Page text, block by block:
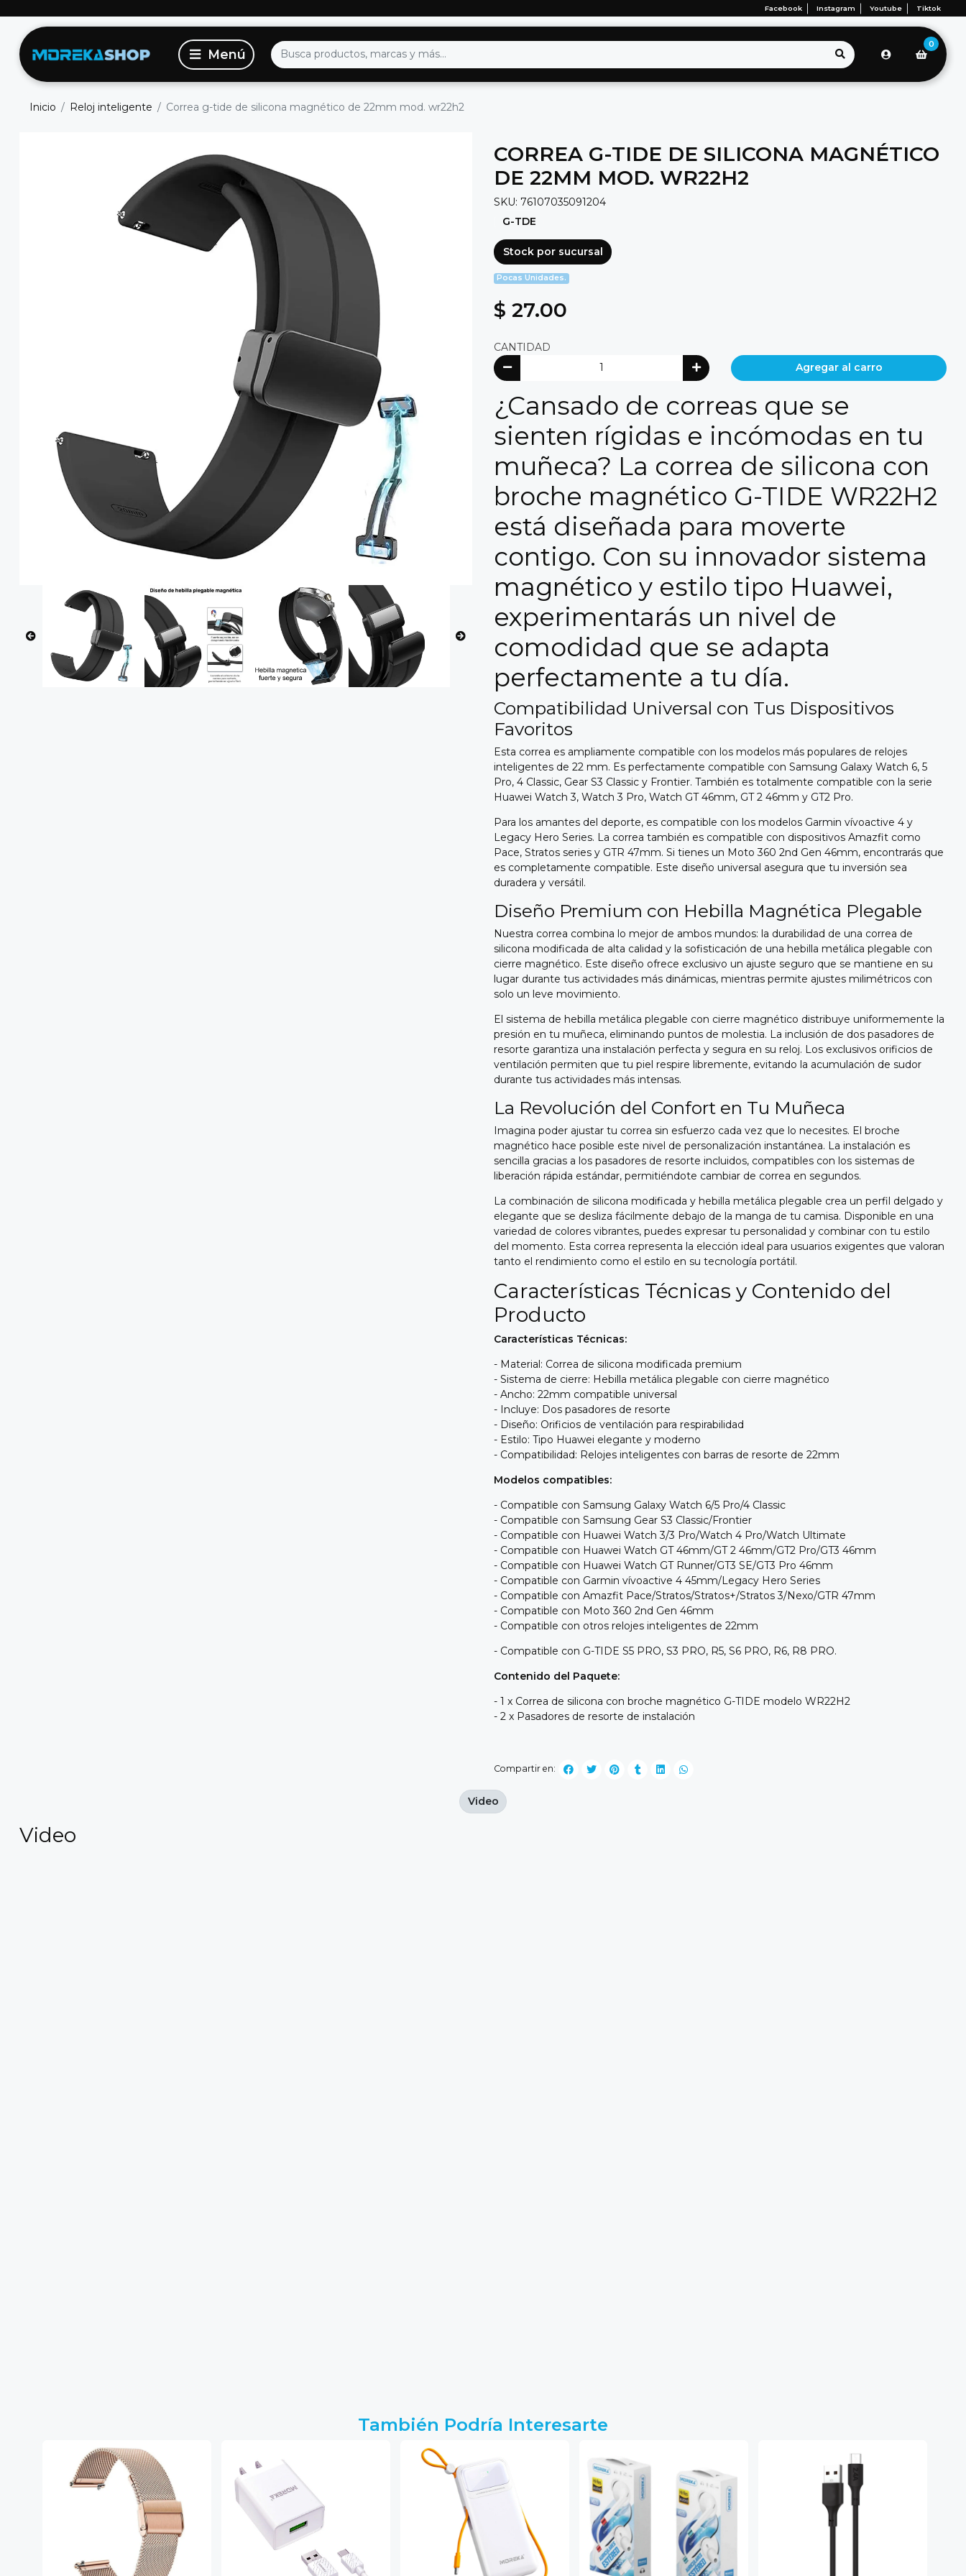
Facebook Instagram Youtube Tiktok
0
Inicio Reloj inteligente Correa g-tide de silicona magnético de 22mm mod. wr22h2
CORREA G-TIDE DE SILICONA MAGNÉTICO
DE 22MM MOD. WR22H2
SKU: 76107035091204
G-TDE
Stock por sucursal
Pocas Unidades.
$ 27.00
CANTIDAD
Agregar al carro
¿Cansado de correas que se
sienten rígidas e incómodas en tu
muñeca? La correa de silicona con
broche magnético G-TIDE WR22H2
está diseñada para moverte
contigo. Con su innovador sistema
magnético y estilo tipo Huawei,
experimentarás un nivel de
comodidad que se adapta
perfectamente a tu día.
Compatibilidad Universal con Tus Dispositivos
Favoritos
Esta correa es ampliamente compatible con los modelos más populares de relojes
inteligentes de 22 mm. Es perfectamente compatible con Samsung Galaxy Watch 6, 5
Pro, 4 Classic, Gear S3 Classic y Frontier. También es totalmente compatible con la serie
Huawei Watch 3, Watch 3 Pro, Watch GT 46mm, GT 2 46mm y GT2 Pro.
Para los amantes del deporte, es compatible con los modelos Garmin vívoactive 4 y
Legacy Hero Series. La correa también es compatible con dispositivos Amazfit como
Pace, Stratos series y GTR 47mm. Si tienes un Moto 360 2nd Gen 46mm, encontrarás que
es completamente compatible. Este diseño universal asegura que tu inversión sea
duradera y versátil.
Diseño Premium con Hebilla Magnética Plegable
Nuestra correa combina lo mejor de ambos mundos: la durabilidad de una correa de
silicona modificada de alta calidad y la sofisticación de una hebilla metálica plegable con
cierre magnético. Este diseño ofrece exclusivo un ajuste seguro que se mantiene en su
lugar durante tus actividades más dinámicas, mientras permite ajustes milimétricos con
solo un leve movimiento.
El sistema de hebilla metálica plegable con cierre magnético distribuye uniformemente la
presión en tu muñeca, eliminando puntos de molestia. La inclusión de dos pasadores de
resorte garantiza una instalación perfecta y segura en su reloj. Los exclusivos orificios de
ventilación permiten que tu piel respire libremente, evitando la acumulación de sudor
durante tus actividades más intensas.
La Revolución del Confort en Tu Muñeca
Imagina poder ajustar tu correa sin esfuerzo cada vez que lo necesites. El broche
magnético hace posible este nivel de personalización instantánea. La instalación es
sencilla gracias a los pasadores de resorte incluidos, compatibles con los sistemas de
liberación rápida estándar, permitiéndote cambiar de correa en segundos.
La combinación de silicona modificada y hebilla metálica plegable crea un perfil delgado y
elegante que se desliza fácilmente debajo de la manga de tu camisa. Disponible en una
variedad de colores vibrantes, puedes expresar tu personalidad y combinar con tu estilo
del momento. Esta correa representa la elección ideal para usuarios exigentes que valoran
tanto el rendimiento como el estilo en su tecnología portátil.
Características Técnicas y Contenido del
Producto
Características Técnicas:
- Material: Correa de silicona modificada premium
- Sistema de cierre: Hebilla metálica plegable con cierre magnético
- Ancho: 22mm compatible universal
- Incluye: Dos pasadores de resorte
- Diseño: Orificios de ventilación para respirabilidad
- Estilo: Tipo Huawei elegante y moderno
- Compatibilidad: Relojes inteligentes con barras de resorte de 22mm
Modelos compatibles:
- Compatible con Samsung Galaxy Watch 6/5 Pro/4 Classic
- Compatible con Samsung Gear S3 Classic/Frontier
- Compatible con Huawei Watch 3/3 Pro/Watch 4 Pro/Watch Ultimate
- Compatible con Huawei Watch GT 46mm/GT 2 46mm/GT2 Pro/GT3 46mm
- Compatible con Huawei Watch GT Runner/GT3 SE/GT3 Pro 46mm
- Compatible con Garmin vívoactive 4 45mm/Legacy Hero Series
- Compatible con Amazfit Pace/Stratos/Stratos+/Stratos 3/Nexo/GTR 47mm
- Compatible con Moto 360 2nd Gen 46mm
- Compatible con otros relojes inteligentes de 22mm
- Compatible con G-TIDE S5 PRO, S3 PRO, R5, S6 PRO, R6, R8 PRO.
Contenido del Paquete:
- 1 x Correa de silicona con broche magnético G-TIDE modelo WR22H2
- 2 x Pasadores de resorte de instalación
Compartir en:
Video
Video
También Podría Interesarte